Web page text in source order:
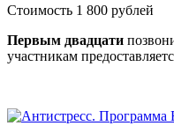
Стоимость 1 800 рублей
Первым двадцати
участникам